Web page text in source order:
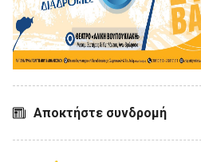
Αποκτήστε συνδρομή